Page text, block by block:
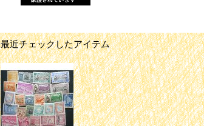
最近チェックしたアイテム